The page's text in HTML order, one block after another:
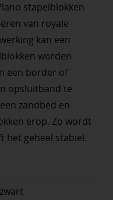
stapelblokken
van royale
kan een
worden
een border of
opsluitband te
zandbed en
erop. Zo wordt
het geheel stabiel.